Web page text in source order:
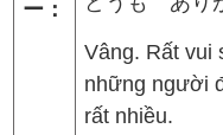
ー：
Vâng. Rất vui
những người
rất nhiều.